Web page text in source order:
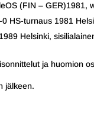
(FIN – GER)1981,
HS-turnaus 1981
Helsinki,
ja huomion
jälkeen.